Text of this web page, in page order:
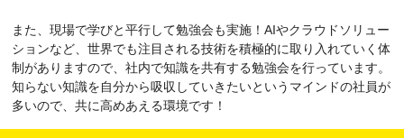
また、現場で学びと平行して勉強会も実施！AIやクラウドソリュー
ションなど、世界でも注目される技術を積極的に取り入れていく体
制がありますので、社内で知識を共有する勉強会を行っています。
知らない知識を自分から吸収していきたいというマインドの社員が
多いので、共に高めあえる環境です！